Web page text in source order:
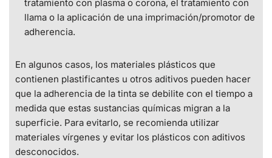
tratamiento con plasma o corona, el tratamiento con
llama o la aplicación de una imprimación/promotor de
adherencia.
En algunos casos, los materiales plásticos que
contienen plastificantes u otros aditivos pueden hacer
que la adherencia de la tinta se debilite con el tiempo a
medida que estas sustancias químicas migran a la
superficie. Para evitarlo, se recomienda utilizar
materiales vírgenes y evitar los plásticos con aditivos
desconocidos.